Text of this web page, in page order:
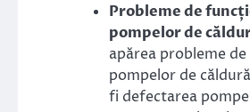
Probleme de
pompelor de
apărea probleme
pompelor de
fi defectarea